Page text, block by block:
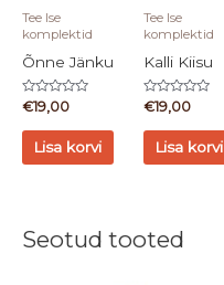
Tee Ise
komplektid
Õnne Jänku
Hinnanguga
/
€19,00
Lisa korvi
Tee Ise
komplektid
Kalli Kiisu
Hinnanguga
/
€19,00
Lisa korvi
Seotud tooted